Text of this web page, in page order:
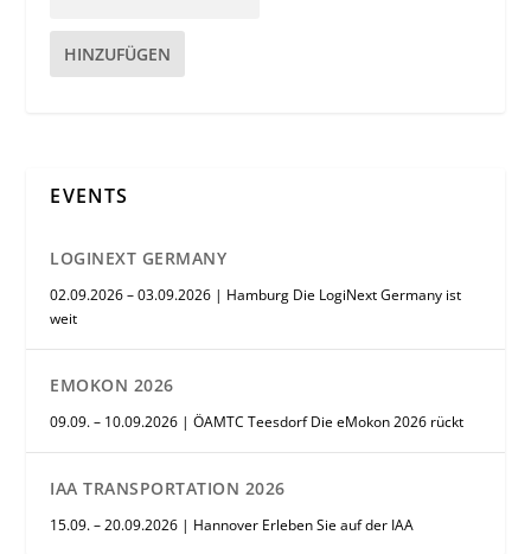
HINZUFÜGEN
EVENTS
LOGINEXT GERMANY
02.09.2026 – 03.09.2026 | Hamburg Die LogiNext Germany ist
weit
EMOKON 2026
09.09. – 10.09.2026 | ÖAMTC Teesdorf Die eMokon 2026 rückt
IAA TRANSPORTATION 2026
15.09. – 20.09.2026 | Hannover Erleben Sie auf der IAA